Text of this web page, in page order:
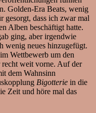
Golden-Era Beats, wenig
gesorgt, dass ich zwar mal
Alben beschäftigt hatte.
ging, aber irgendwie
wenig neues hinzugefügt.
Wettbewerb um den
recht weit vorne. Auf der
dem Wahnsinn
Bigotterie in die
Zeit und höre mal das